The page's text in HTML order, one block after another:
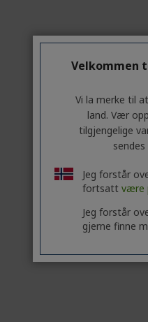
Velkommen
Vi la merke til
land. Vær
tilgjengelige
sendes
Jeg forstår
fortsatt være
Jeg forstår
gjerne finne